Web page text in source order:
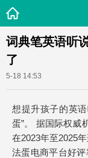
词典笔英语听
了
5-18 14:53
想提升孩子的英
蛋”。 据国际权威
在2023年至2025
法蛋电商平台好评